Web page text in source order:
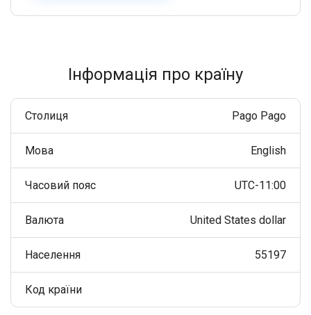
Інформація про країну
Столиця Pago Pago
Мова English
Часовий пояс UTC-11:00
Валюта United States dollar
Населення 55197
Код країни